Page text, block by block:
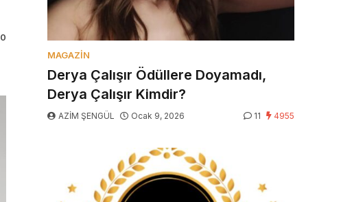
0
MAGAZIN
Derya Çalışır Ödüllere Doyamadı,
Derya Çalışır Kimdir?
AZİM ŞENGÜL Ocak 9, 2026 11 4955